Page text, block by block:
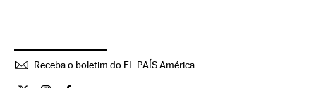
Receba o boletim do EL PAÍS América